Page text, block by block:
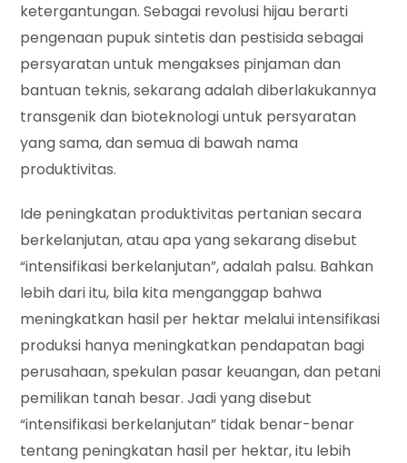
ketergantungan. Sebagai revolusi hijau berarti
pengenaan pupuk sintetis dan pestisida sebagai
persyaratan untuk mengakses pinjaman dan
bantuan teknis, sekarang adalah diberlakukannya
transgenik dan bioteknologi untuk persyaratan
yang sama, dan semua di bawah nama
produktivitas.
Ide peningkatan produktivitas pertanian secara
berkelanjutan, atau apa yang sekarang disebut
“intensifikasi berkelanjutan”, adalah palsu. Bahkan
lebih dari itu, bila kita menganggap bahwa
meningkatkan hasil per hektar melalui intensifikasi
produksi hanya meningkatkan pendapatan bagi
perusahaan, spekulan pasar keuangan, dan petani
pemilikan tanah besar. Jadi yang disebut
“intensifikasi berkelanjutan” tidak benar-benar
tentang peningkatan hasil per hektar, itu lebih